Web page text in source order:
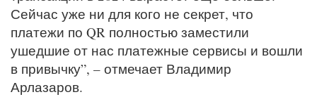
Сейчас уже ни для кого не секрет, что
платежи по QR полностью заместили
ушедшие от нас платежные сервисы и вошли
в привычку”, – отмечает Владимир
Арлазаров.